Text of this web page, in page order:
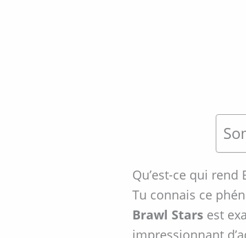
Qu’est-ce qui
Tu connais ce
Brawl Stars est
impressionnant